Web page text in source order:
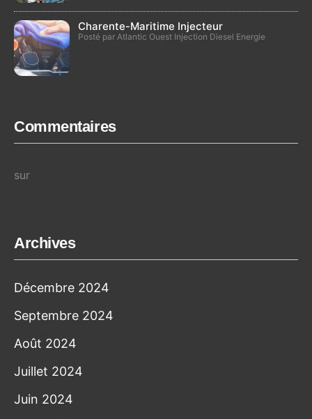
Charente-Maritime Injecteur
Posté par Atlantic Ouest Injection Diesel Energie
Commentaires
sur
Archives
Décembre 2024
Septembre 2024
Août 2024
Juillet 2024
Juin 2024